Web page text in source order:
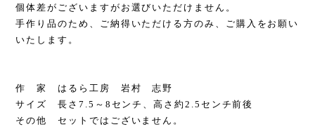
個体差がございますがお選びいただけません。
手作り品のため、ご納得いただける方のみ、ご購入をお願い
いたします。
作 家 はるら工房 岩村 志野
サイズ 長さ7.5～8センチ、高さ約2.5センチ前後
その他 セットではございません。